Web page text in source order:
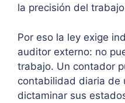
la precisión del
Por eso la ley exige
auditor externo: no
trabajo. Un contador
contabilidad diaria de
dictaminar sus